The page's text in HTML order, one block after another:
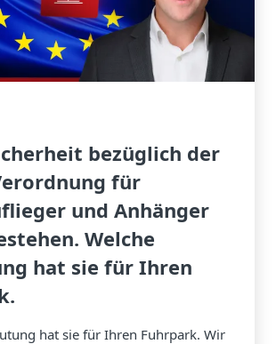
bezüglich der
für
und Anhänger
Welche
hat sie für Ihren
hat sie für Ihren Fuhrpark. Wir